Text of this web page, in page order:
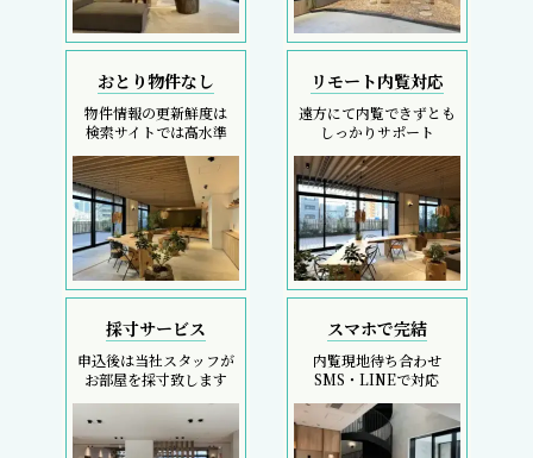
おとり物件なし
物件情報の更新鮮度は
検索サイトでは高水準
リモート内覧対応
遠方にて内覧できずとも
しっかりサポート
採寸サービス
申込後は当社スタッフが
お部屋を採寸致します
スマホで完結
内覧現地待ち合わせ
SMS・LINEで対応